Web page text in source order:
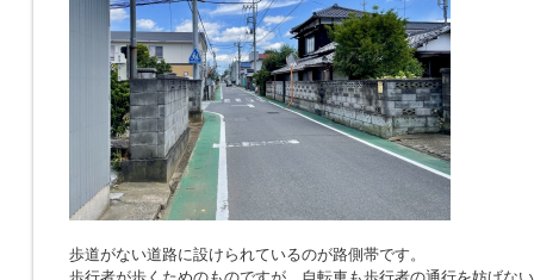
歩道がない道路に設けられているのが路側帯です。